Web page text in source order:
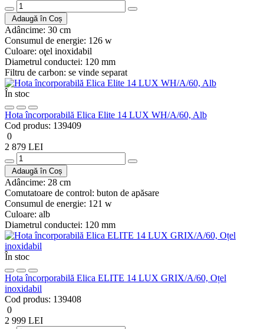
Adaugă în Coș
Adâncime: 30 cm
Consumul de energie: 126 w
Culoare: oţel inoxidabil
Diametrul conductei: 120 mm
Filtru de carbon: se vinde separat
În stoc
Hota încorporabilă Elica Elite 14 LUX WH/A/60, Alb
Cod produs: 139409
0
2 879 LEI
Adaugă în Coș
Adâncime: 28 cm
Comutatoare de control: buton de apăsare
Consumul de energie: 121 w
Culoare: alb
Diametrul conductei: 120 mm
În stoc
Hota încorporabilă Elica ELITE 14 LUX GRIX/A/60, Oțel
inoxidabil
Cod produs: 139408
0
2 999 LEI